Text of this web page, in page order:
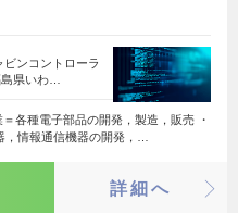
ンコントローラ
県いわ…
各種電子部品の開発，製造，販売 ・
情報通信機器の開発，…
詳細へ